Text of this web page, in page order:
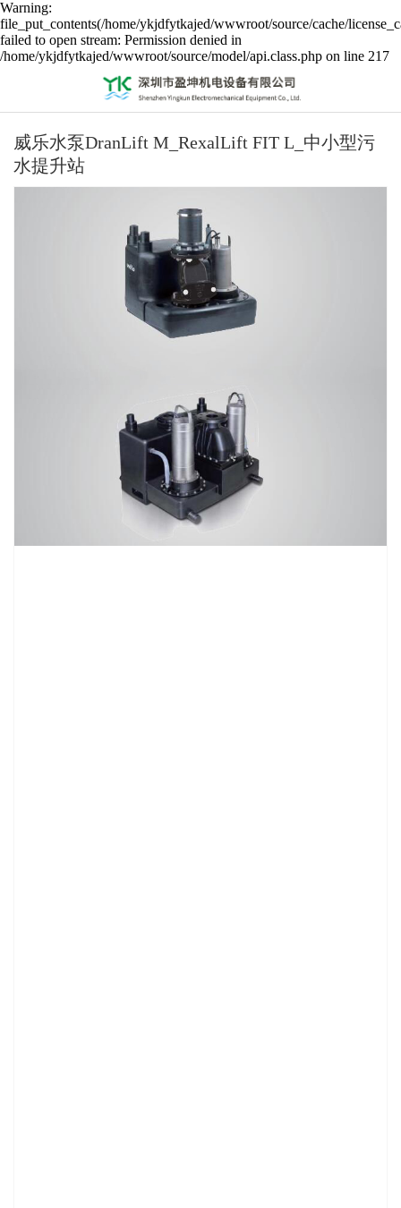
Warning:
file_put_contents(/home/ykjdfytkajed/wwwroot/source/cache/
failed to open stream: Permission denied in
/home/ykjdfytkajed/wwwroot/source/model/api.class.php on line 217
威乐水泵DranLift M_RexalLift FIT L_中小型污
水提升站